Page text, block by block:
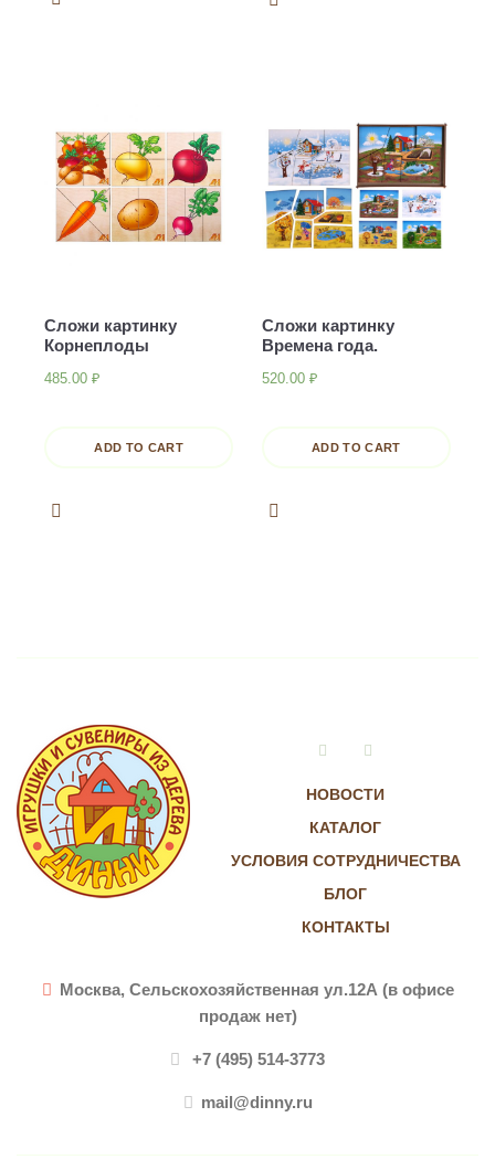
Сложи картинку
Корнеплоды
485.00 ₽
ADD TO CART
Сложи картинку
Времена года.
520.00 ₽
ADD TO CART
НОВОСТИ
КАТАЛОГ
УСЛОВИЯ СОТРУДНИЧЕСТВА
БЛОГ
КОНТАКТЫ
VkontakteInstagram
Москва, Сельскохозяйственная ул.12А (в офисе
продаж нет)
+7 (495) 514-3773
mail@dinny.ru